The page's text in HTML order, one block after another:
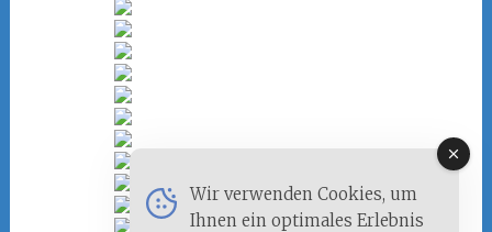
Wir verwenden Cookies, um
Ihnen ein optimales Erlebnis